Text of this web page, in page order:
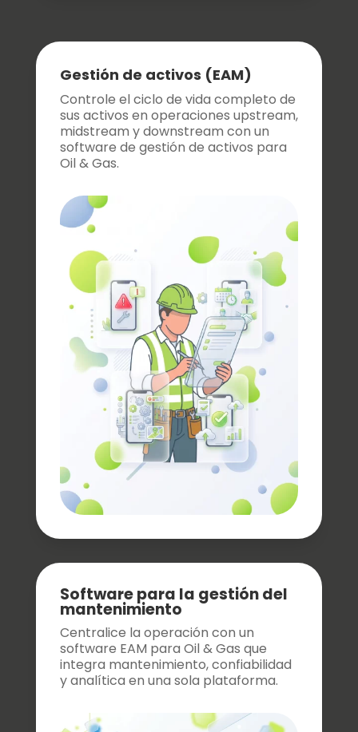
Gestión de activos (EAM)
Controle el ciclo de vida completo de
sus activos en operaciones upstream,
midstream y downstream con un
software de gestión de activos para
Oil & Gas.
Software para la gestión del
mantenimiento
Centralice la operación con un
software EAM para Oil & Gas que
integra mantenimiento, confiabilidad
y analítica en una sola plataforma.